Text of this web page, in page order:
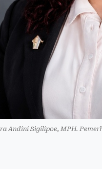
Andini Sigilipoe, MPH.